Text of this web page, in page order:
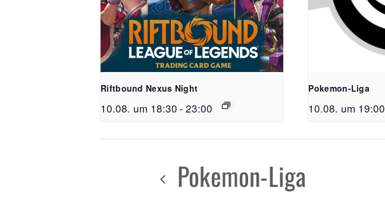
Riftbound Nexus Night
10.08. um 18:30 - 23:00
Pokemon-Liga
10.08. um 19:00
Pokemon-Liga